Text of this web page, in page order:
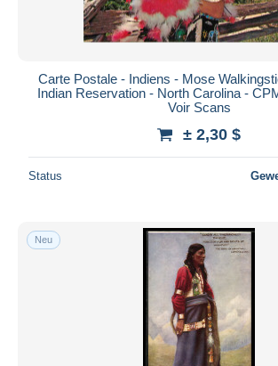
Carte Postale - Indiens - Mose
Indian Reservation - North Carolina -
Voir Scans
± 2,30 $
Status
Neu